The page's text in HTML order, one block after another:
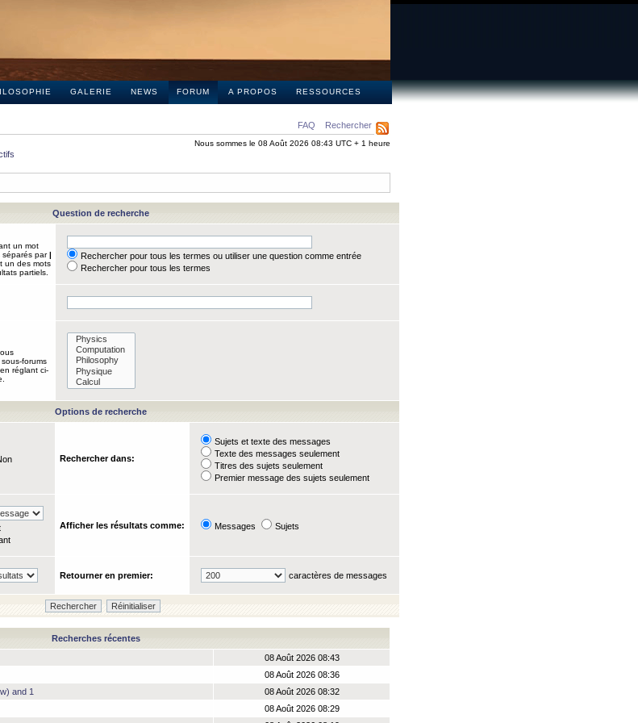
GALERIE NEWS FORUM A PROPOS RESSOURCES
FAQ Rechercher
Nous sommes le 08 Août 2026 08:43 UTC + 1 heure
Question de recherche
un mot
séparés par|
un des mots
partiels.
Rechercher pour tous les termes ou utiliser une question comme entrée
Rechercher pour tous les termes
forums
réglant ci-
Options de recherche
Rechercher dans:
Sujets et texte des messages
Texte des messages seulement
Titres des sujets seulement
Premier message des sujets seulement
Afficher les résultats comme: Messages Sujets
Retourner en premier: caractères de messages
Recherches récentes
08 Août 2026 08:43
08 Août 2026 08:36
and 1
08 Août 2026 08:32
08 Août 2026 08:29